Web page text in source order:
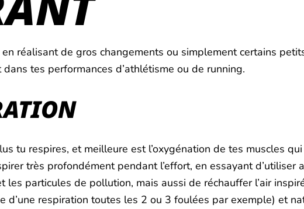
réalisant de gros changements ou simplement certains
tes performances d’athlétisme ou de running.
tu respires, et meilleure est l’oxygénation de tes muscles
très profondément pendant l’effort, en essayant d’utiliser
particules de pollution, mais aussi de réchauffer l’air
d’une respiration toutes les 2 ou 3 foulées par exemple) et